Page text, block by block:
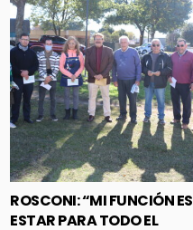
Posted
in
ROSCONI: “MI FUNCIÓN ES
ESTAR PARA TODO EL